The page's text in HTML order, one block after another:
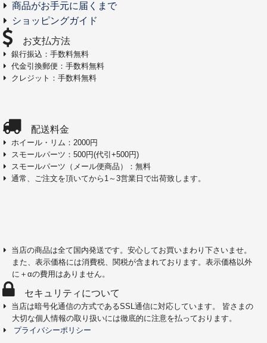
商品がお手元に届くまで
ショッピングガイド
お支払方法
銀行振込：手数料無料
代金引換郵便：手数料無料
クレジット：手数料無料
配送料金
ホイール・リム：2000円
スモールパーツ：500円(代引+500円)
スモールパーツ（メール便商品）：無料
通常、ご注文を頂いてから1～3営業日で出荷致します。
当店の商品は全て国内発送です。安心してお買いまわり下さいませ。
また、表示価格には消費税、関税が含まれております。表示価格以外
に＋αの費用はありません。
セキュリティについて
当店は暗号化通信の方式であるSSL通信に対応しています。 皆さまの
大切な個人情報の取り扱いには徹底的に注意を払っております。
プライバシーポリシー